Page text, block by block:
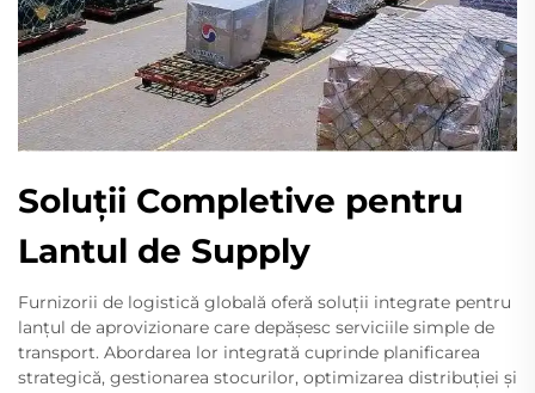
Soluții Completive pentru
Lantul de Supply
Furnizorii de logistică globală oferă soluții integrate pentru
lanțul de aprovizionare care depășesc serviciile simple de
transport. Abordarea lor integrată cuprinde planificarea
strategică, gestionarea stocurilor, optimizarea distribuției și